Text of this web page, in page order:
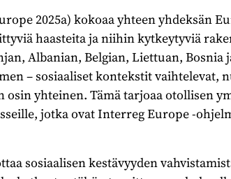
2025a) kokoaa yhteen yhdeksän
haasteita ja niihin kytkeytyviä
Albanian, Belgian, Liettuan, Bosnia
– sosiaaliset kontekstit vaihtelevat,
osin yhteinen. Tämä tarjoaa otollisen
jotka ovat Interreg Europe -
sosiaalisen kestävyyden